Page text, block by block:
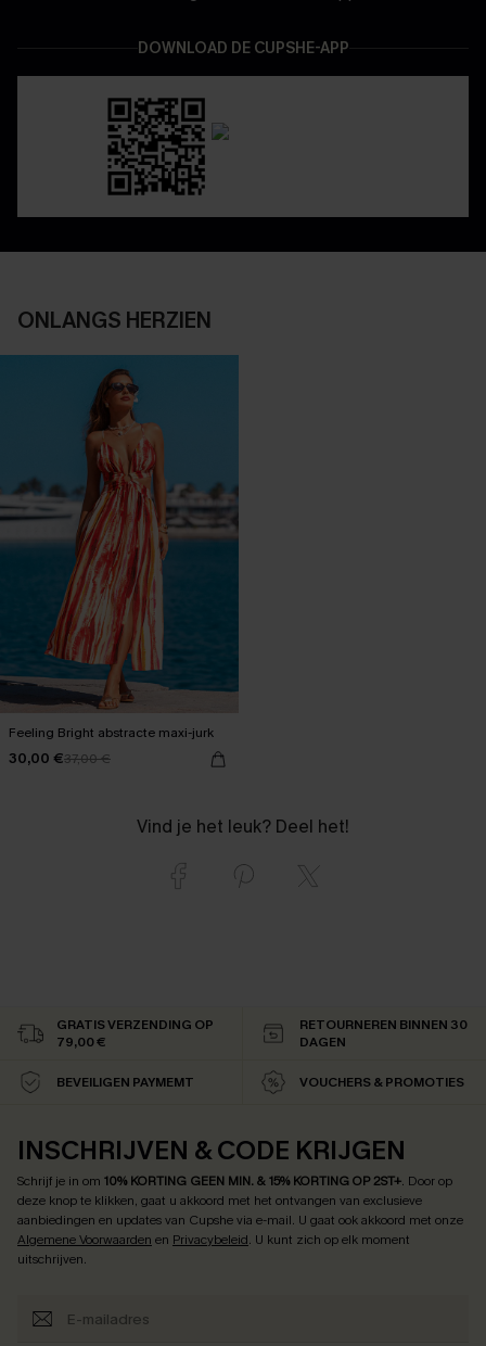
DOWNLOAD DE CUPSHE-APP
ONLANGS HERZIEN
Feeling Bright abstracte maxi-jurk
30,00 €37,00 €
Vind je het leuk? Deel het!
GRATIS VERZENDING OP
79,00 €
RETOURNEREN BINNEN 30
DAGEN
BEVEILIGEN PAYMEMT VOUCHERS & PROMOTIES
INSCHRIJVEN & CODE KRIJGEN
Schrijf je in om 10% KORTING GEEN MIN. & 15% KORTING OP 2ST+. Door op
deze knop te klikken, gaat u akkoord met het ontvangen van exclusieve
aanbiedingen en updates van Cupshe via e-mail. U gaat ook akkoord met onze
Algemene Voorwaarden en Privacybeleid. U kunt zich op elk moment
uitschrijven.